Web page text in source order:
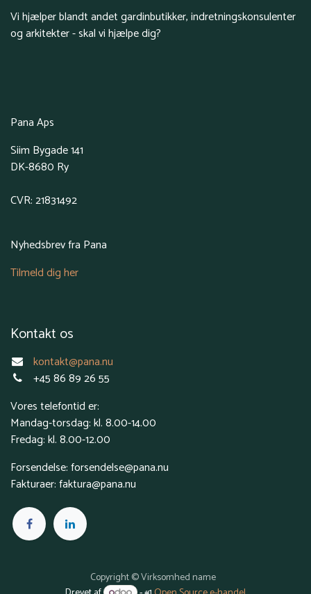
Vi hjælper blandt andet gardinbutikker, indretningskonsulenter
og arkitekter - skal vi hjælpe dig?
Pana Aps
Siim Bygade 141
DK-8680 Ry
CVR: 21831492
Nyhedsbrev fra Pana
Tilmeld dig her
Kontakt os
kontakt@pana.nu
+45 86 89 26 55
Vores telefontid er:
Mandag-torsdag: kl. 8.00-14.00
Fredag: kl. 8.00-12.00
Forsendelse: forsendelse@pana.nu
Fakturaer: faktura@pana.nu
Copyright © Virksomhed name